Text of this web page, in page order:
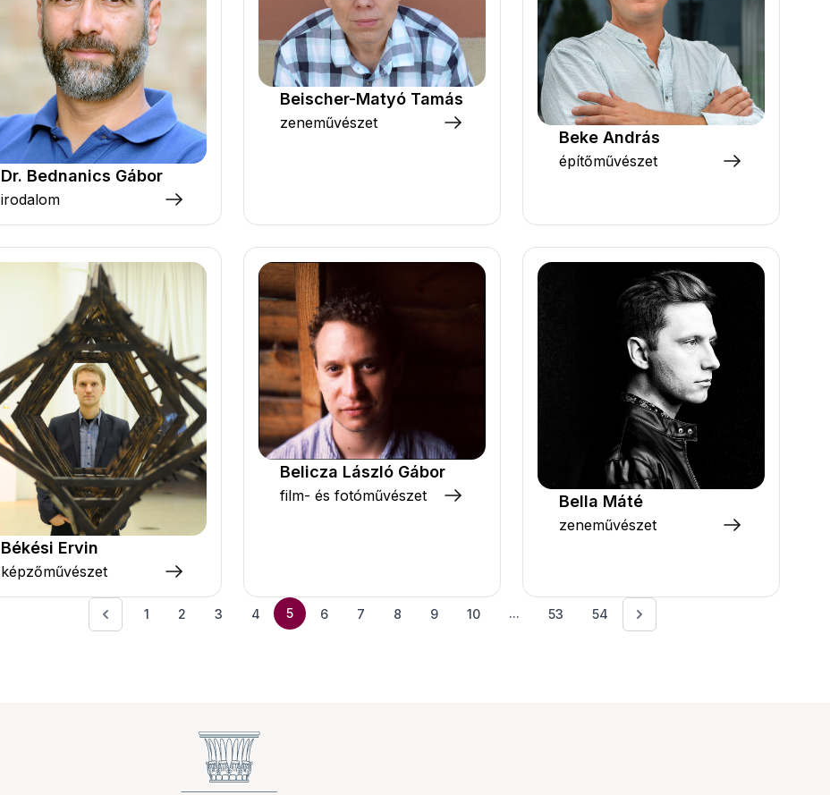
Dr. Bednanics Gábor
irodalom
Beischer-Matyó Tamás
zeneművészet
Beke András
építőművészet
Békési Ervin
képzőművészet
Belicza László Gábor
film- és fotóművészet Bella Máté
zeneművészet
1 2 3 4 5 6 7 8 9 10 ... 53 54